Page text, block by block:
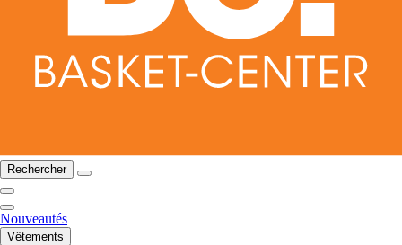
Rechercher
Nouveautés
Vêtements